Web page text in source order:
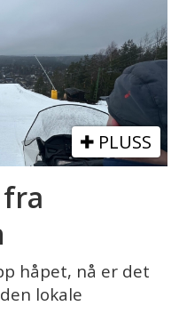
PLUSS
håpet, nå er det
lokale